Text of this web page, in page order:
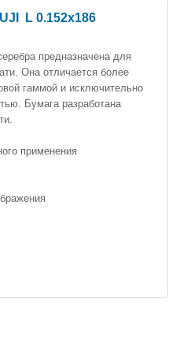
L 0.152x186
предназначена для
Она отличается более
гаммой и исключительно
Бумага разработана
применения